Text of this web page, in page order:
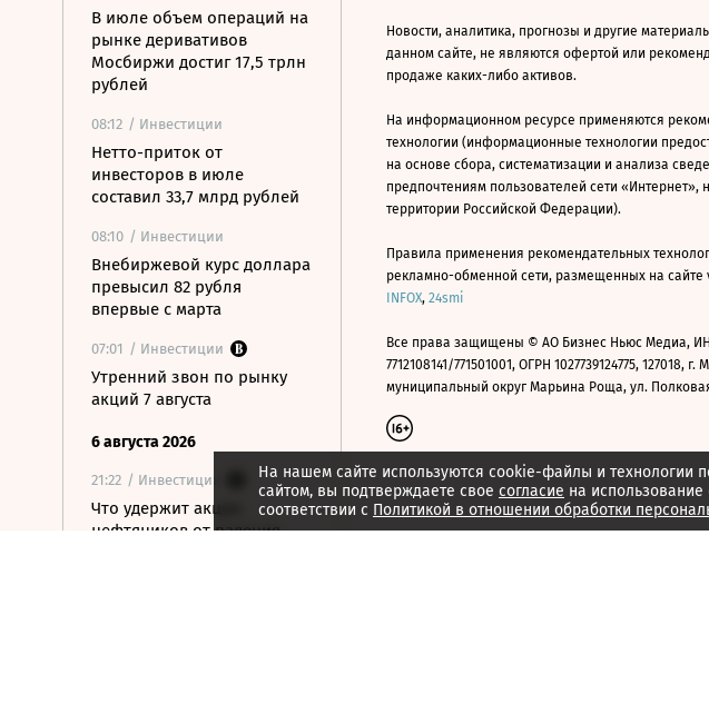
В июле объем операций на
рынке деривативов
Мосбиржи достиг 17,5 трлн
рублей
08:12 / Инвестиции
Нетто-приток от
инвесторов в июле
составил 33,7 млрд рублей
08:10 / Инвестиции
Внебиржевой курс доллара
превысил 82 рубля
впервые с марта
07:01 / Инвестиции
Утренний звон по рынку
акций 7 августа
6 августа 2026
21:22 / Инвестиции
Что удержит акции
нефтяников от падения
На нашем сайте используются cookie-файлы и технологии
сайтом, вы подтверждаете свое согласие на
соответствии с Политикой в отношении обработки
Новости, аналитика, прогнозы и другие
данном сайте, не являются офертой или
продаже каких-либо активов.
На информационном ресурсе применяются
технологии (информационные технологии
на основе сбора, систематизации и анализа
предпочтениям пользователей сети «Интернет»,
территории Российской Федерации).
Правила применения рекомендательных
рекламно-обменной сети, размещенных на сайте
INFOX, 24smi
Все права защищены © АО Бизнес Ньюс Медиа,
7712108141/771501001, ОГРН 1027739124775, 127018, г.
муниципальный округ Марьина Роща, ул.